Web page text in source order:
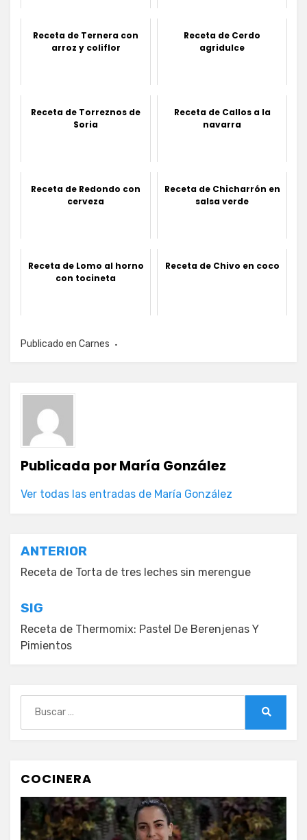
Receta de Ternera con
arroz y coliflor
Receta de Cerdo
agridulce
Receta de Torreznos de
Soria
Receta de Callos a la
navarra
Receta de Redondo con
cerveza
Receta de Chicharrón en
salsa verde
Receta de Lomo al horno
con tocineta
Receta de Chivo en coco
Publicado en Carnes
Publicada porMaría González
Ver todas las entradas de María González
Navegación
de
entradas
ANTERIOR
Receta de Torta de tres leches sin merengue
SIG
Receta de Thermomix: Pastel De Berenjenas Y
Pimientos
COCINERA